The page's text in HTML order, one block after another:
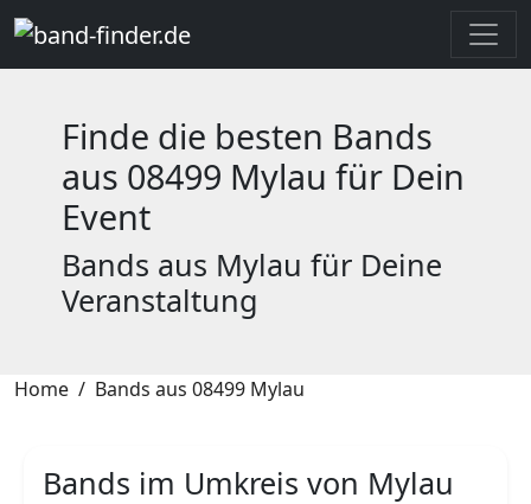
Finde die besten Bands
aus 08499 Mylau für Dein
Event
Bands aus Mylau für Deine
Veranstaltung
Home Bands aus 08499 Mylau
Bands im Umkreis von Mylau